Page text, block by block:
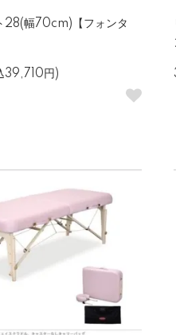
28(幅70cm)【フォンタ
39,710円)